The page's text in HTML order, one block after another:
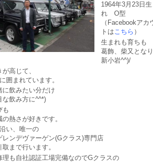
1964年3月23日生
れ O型
（Facebookアカ
トはこちら ）
生まれも育ちも
葛飾、柴又とな
新小岩^^)/
高じて、
囲まれています。
に飲みたい分だけ
な飲み方に^^*)
も
熱さが好きです。
い、唯一の
レンデヴァーゲン(Gクラス)専門店
まで行います。
理も自社認証工場完備なのでGクラスの